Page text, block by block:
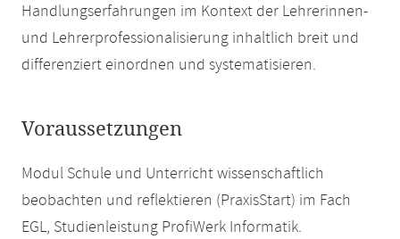
Handlungserfahrungen im Kontext der Lehrerinnen-
und Lehrerprofessionalisierung inhaltlich breit und
differenziert einordnen und systematisieren.
Voraussetzungen
Modul Schule und Unterricht wissenschaftlich
beobachten und reflektieren (PraxisStart) im Fach
EGL, Studienleistung ProfiWerk Informatik.